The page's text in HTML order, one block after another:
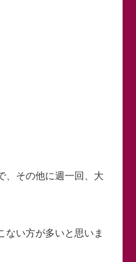
、その他に週一回、大
ない方が多いと思いま